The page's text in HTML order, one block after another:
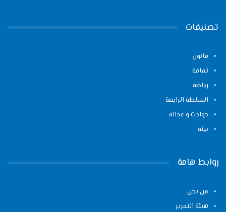
تصنيفات
قانون
ثقافة
رياضة
السلطة الرابعة
حوادث و عدالة
بيئة
روابط هامة
من نحن
هيئة التحرير